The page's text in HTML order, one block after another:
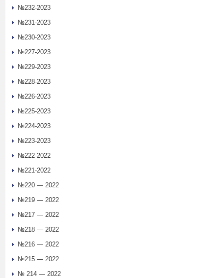
№232-2023
№231-2023
№230-2023
№227-2023
№229-2023
№228-2023
№226-2023
№225-2023
№224-2023
№223-2023
№222-2022
№221-2022
№220 — 2022
№219 — 2022
№217 — 2022
№218 — 2022
№216 — 2022
№215 — 2022
№ 214 — 2022